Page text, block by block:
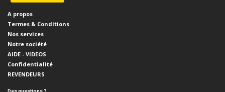
A propos
Termes & Conditions
Nos services
Notre société
AIDE - VIDEOS
Confidentialité
REVENDEURS
Des questions ?